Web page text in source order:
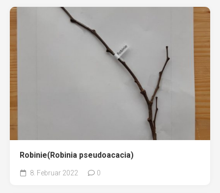
Robinie(Robinia pseudoacacia)
8. Februar 2022 0